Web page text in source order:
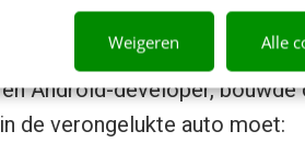
Weigeren Alle
Android-developer,
de verongelukte auto moet: